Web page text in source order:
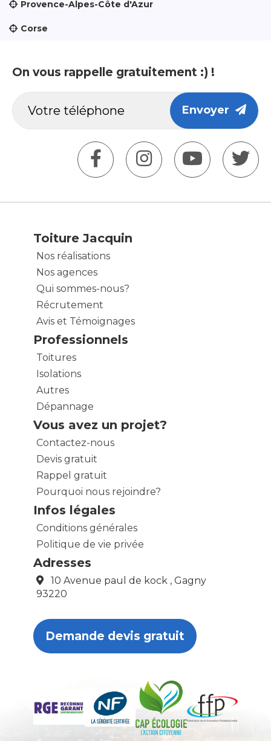
Provence-Alpes-Côte d'Azur
Corse
On vous rappelle gratuitement :) !
Envoyer
Toiture Jacquin
Nos réalisations
Nos agences
Qui sommes-nous?
Récrutement
Avis et Témoignages
Professionnels
Toitures
Isolations
Autres
Dépannage
Vous avez un projet?
Contactez-nous
Devis gratuit
Rappel gratuit
Pourquoi nous rejoindre?
Infos légales
Conditions générales
Politique de vie privée
Adresses
10 Avenue paul de kock , Gagny
93220
Demande devis gratuit